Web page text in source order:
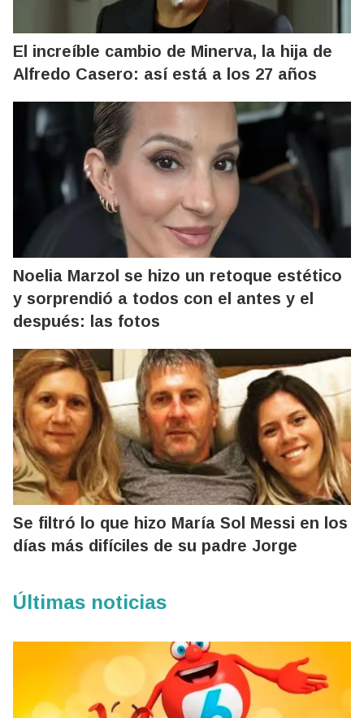
El increíble cambio de Minerva, la hija de
Alfredo Casero: así está a los 27 años
Noelia Marzol se hizo un retoque estético
y sorprendió a todos con el antes y el
después: las fotos
Se filtró lo que hizo María Sol Messi en los
días más difíciles de su padre Jorge
Últimas noticias